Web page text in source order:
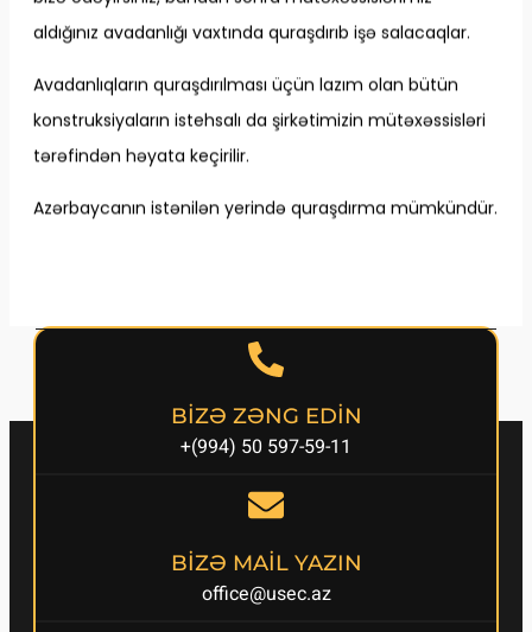
aldığınız avadanlığı vaxtında quraşdırıb işə salacaqlar.
Avadanlıqların quraşdırılması üçün lazım olan bütün
konstruksiyaların istehsalı da şirkətimizin mütəxəssisləri
tərəfindən həyata keçirilir.
Azərbaycanın istənilən yerində quraşdırma mümkündür.
BİZƏ ZƏNG EDİN
+(994) 50 597-59-11
BİZƏ MAİL YAZIN
office@usec.az